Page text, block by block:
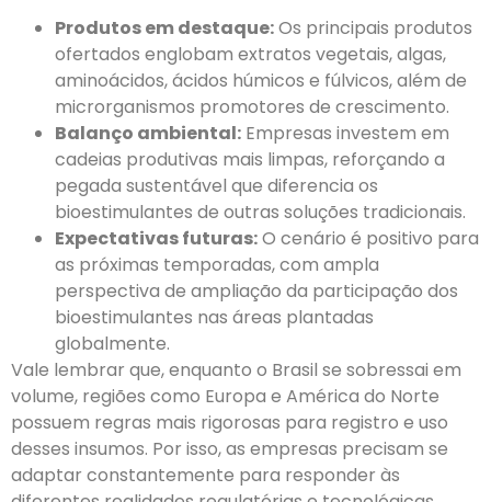
Produtos em destaque:Os principais produtos
ofertados englobam extratos vegetais, algas,
aminoácidos, ácidos húmicos e fúlvicos, além de
microrganismos promotores de crescimento.
Balanço ambiental: Empresas investem em
cadeias produtivas mais limpas, reforçando a
pegada sustentável que diferencia os
bioestimulantes de outras soluções tradicionais.
Expectativas futuras:O cenário é positivo para
as próximas temporadas, com ampla
perspectiva de ampliação da participação dos
bioestimulantes nas áreas plantadas
globalmente.
Vale lembrar que, enquanto o Brasil se sobressai em
volume, regiões como Europa e América do Norte
possuem regras mais rigorosas para registro e uso
desses insumos. Por isso, as empresas precisam se
adaptar constantemente para responder às